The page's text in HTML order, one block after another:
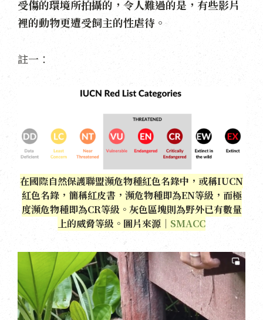
受傷的環境所拍攝的，令人難過的是，有些影片
裡的動物更遭受飼主的性虐待。
註一：
在國際自然保護聯盟瀕危物種紅色名錄中，或稱IUCN
紅色名錄，簡稱紅皮書，瀕危物種即為EN等級，而極
度瀕危物種即為CR等級。灰色區塊則為野外已有數量
上的威脅等級。圖片來源｜ SMACC